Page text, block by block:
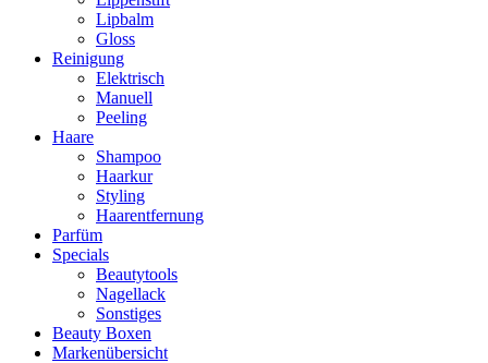
Lipbalm
Gloss
Reinigung
Elektrisch
Manuell
Peeling
Haare
Shampoo
Haarkur
Styling
Haarentfernung
Parfüm
Specials
Beautytools
Nagellack
Sonstiges
Beauty Boxen
Markenübersicht